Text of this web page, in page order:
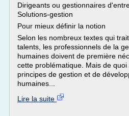
Dirigeants ou gestionnaires
Solutions-gestion
Pour mieux définir la notion
Selon les nombreux textes qui
talents, les professionnels de la
humaines doivent de première
cette problématique. Mais de
principes de gestion et de
humaines...
Lire la suite